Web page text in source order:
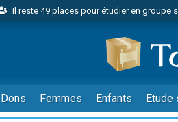
Il reste 49 places pour étudier en groupe
2 personnes viennent de nous rejoindre sur
6 personnes viennent de nous rejoindre sur
4 personnes viennent de faire un don
2 personnes viennent de faire un don
Dons Femmes Enfants Etude